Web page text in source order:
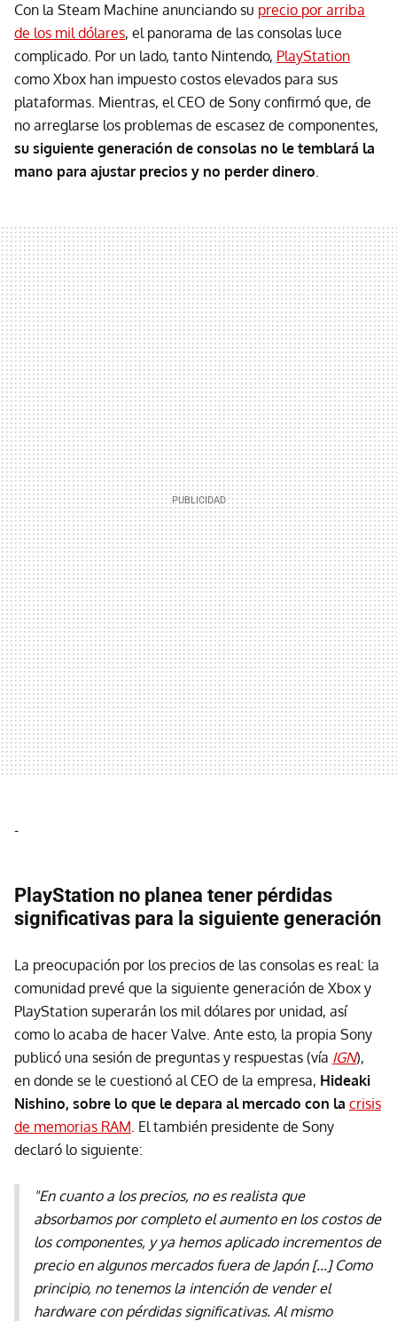
Con la Steam Machine anunciando su precio por arriba
de los mil dólares, el panorama de las consolas luce
complicado. Por un lado, tanto Nintendo, PlayStation
como Xbox han impuesto costos elevados para sus
plataformas. Mientras, el CEO de Sony confirmó que, de
no arreglarse los problemas de escasez de componentes,
su siguiente generación de consolas no le temblará la
mano para ajustar precios y no perder dinero.
-
PlayStation no planea tener pérdidas
significativas para la siguiente generación
La preocupación por los precios de las consolas es real: la
comunidad prevé que la siguiente generación de Xbox y
PlayStation superarán los mil dólares por unidad, así
como lo acaba de hacer Valve. Ante esto, la propia Sony
publicó una sesión de preguntas y respuestas (vía IGN),
en donde se le cuestionó al CEO de la empresa, Hideaki
Nishino, sobre lo que le depara al mercado con la crisis
de memorias RAM. El también presidente de Sony
declaró lo siguiente:
"En cuanto a los precios, no es realista que
absorbamos por completo el aumento en los costos de
los componentes, y ya hemos aplicado incrementos de
precio en algunos mercados fuera de Japón [...] Como
principio, no tenemos la intención de vender el
hardware con pérdidas significativas. Al mismo